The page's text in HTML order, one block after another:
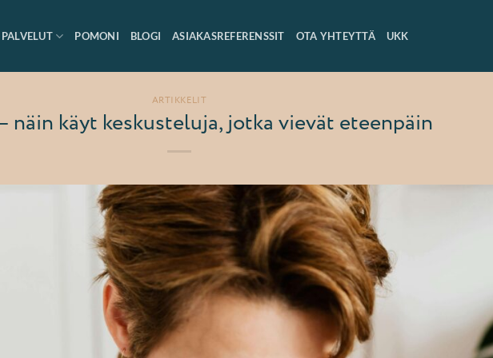
PALVELUT POMONI BLOGI ASIAKASREFERENSSIT OTA YHTEYTTÄ UKK
ARTIKKELIT
näin käyt keskusteluja, jotka vievät eteenpäin